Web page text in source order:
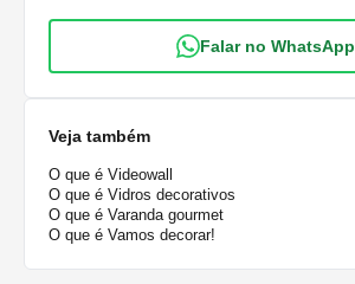
Falar no WhatsApp
Veja também
O que é Videowall
O que é Vidros decorativos
O que é Varanda gourmet
O que é Vamos decorar!